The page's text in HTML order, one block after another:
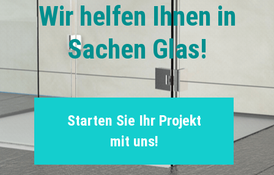
Wir helfen Ihnen in
Sachen Glas!
Starten Sie Ihr Projekt
mit uns!